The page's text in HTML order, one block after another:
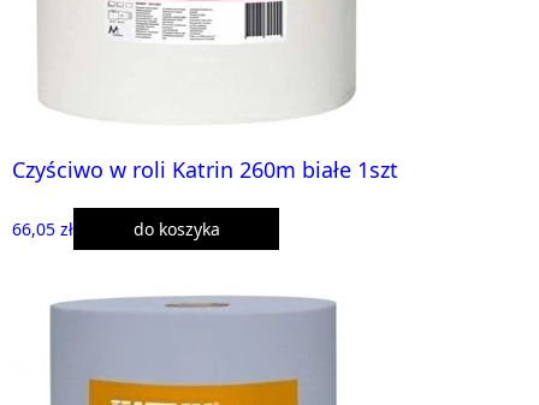
Czyściwo w roli Katrin 260m białe 1szt
66,05 zł do koszyka